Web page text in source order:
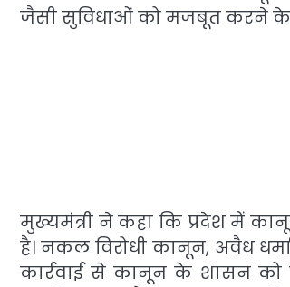
जैसी सुविधाओं को मजबूत करने के
मुख्यमंत्री ने कहा कि प्रदेश में
है। नकल विरोधी कानून, अवैध
कार्रवाई से कानून के शासन को